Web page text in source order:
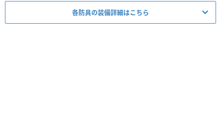
各防具の装備詳細はこちら